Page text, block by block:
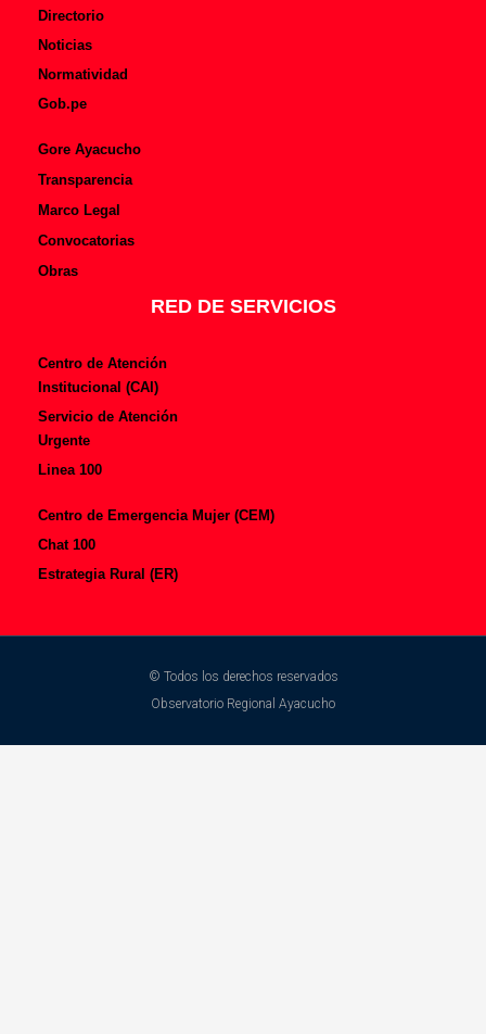
Directorio
Noticias
Normatividad
Gob.pe
Gore Ayacucho
Transparencia
Marco Legal
Convocatorias
Obras
RED DE SERVICIOS
Centro de Atención
Institucional (CAI)
Servicio de Atención
Urgente
Linea 100
Centro de Emergencia Mujer (CEM)
Chat 100
Estrategia Rural (ER)
© Todos los derechos reservados
Observatorio Regional Ayacucho